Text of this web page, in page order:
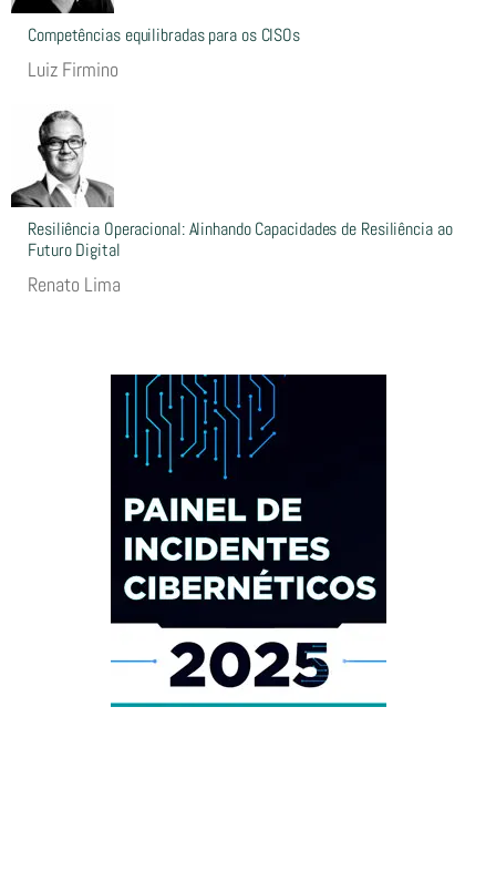
Competências equilibradas para os CISOs
Luiz Firmino
Resiliência Operacional: Alinhando Capacidades de Resiliência ao
Futuro Digital
Renato Lima